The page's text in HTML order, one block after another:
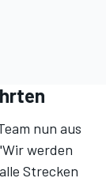
nun aus
werden
Strecken